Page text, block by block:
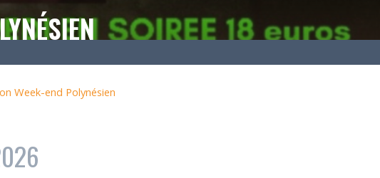
Week-end Polynésien